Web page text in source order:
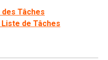
des Tâches
de Tâches